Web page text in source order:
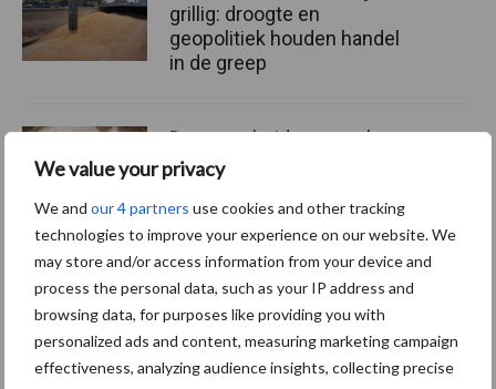
We value your privacy
We and our 4 partners use cookies and other tracking
technologies to improve your experience on our website. We
may store and/or access information from your device and
process the personal data, such as your IP address and
browsing data, for purposes like providing you with
personalized ads and content, measuring marketing campaign
effectiveness, analyzing audience insights, collecting precise
grillig: droogte en
geopolitiek houden handel
in de greep
De speenhuid: een vaak
onderschatte risicofactor
voor mastitis
ForFarmers ziet volume en
marktaandeel groeien in
krimpende Nederlandse
markt